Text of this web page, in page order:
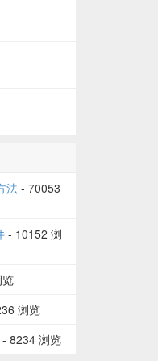
法 - 70053
- 10152 浏
浏览
- 8234 浏览